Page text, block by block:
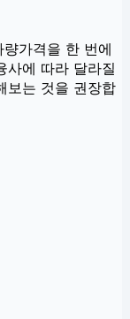
가격을 한 번에
사에 따라 달라질
보는 것을 권장합